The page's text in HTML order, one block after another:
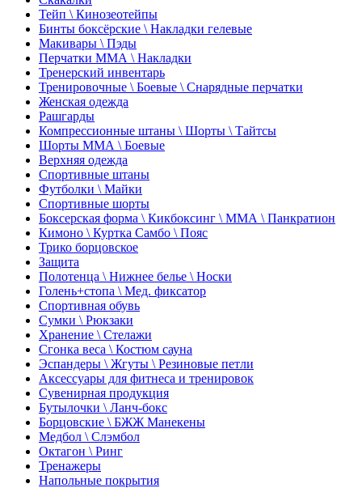
Тейп \ Кинозеотейпы
Бинты боксёрские \ Накладки гелевые
Макивары \ Пэды
Перчатки ММА \ Накладки
Тренерский инвентарь
Тренировочные \ Боевые \ Снарядные перчатки
Женская одежда
Рашгарды
Компрессионные штаны \ Шорты \ Тайтсы
Шорты ММА \ Боевые
Верхняя одежда
Спортивные штаны
Футболки \ Майки
Спортивные шорты
Боксерская форма \ Кикбоксинг \ ММА \ Панкратион
Кимоно \ Куртка Самбо \ Пояс
Трико борцовское
Защита
Полотенца \ Нижнее белье \ Носки
Голень+стопа \ Мед. фиксатор
Спортивная обувь
Сумки \ Рюкзаки
Хранение \ Стелажи
Сгонка веса \ Костюм сауна
Эспандеры \ Жгуты \ Резиновые петли
Аксессуары для фитнеса и тренировок
Сувенирная продукция
Бутылочки \ Ланч-бокс
Борцовские \ БЖЖ Манекены
Медбол \ Слэмбол
Октагон \ Ринг
Тренажеры
Напольные покрытия